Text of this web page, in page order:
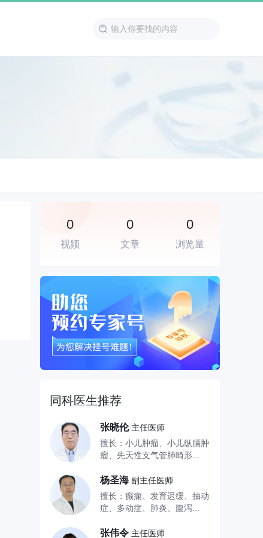
0
视频
0
文章
0
浏览量
同科医生推荐
张晓伦主任医师
擅长：小儿肿瘤、小儿纵膈肿
瘤、先天性支气管肺畸形...
杨圣海 副主任医师
擅长：癫痫、发育迟缓、抽动
症、多动症、肺炎、腹泻...
张伟令 主任医师